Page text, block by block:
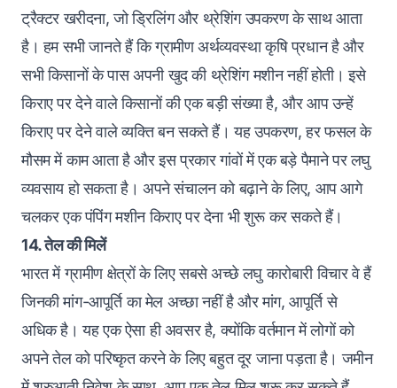
ट्रैक्टर खरीदना, जो ड्रिलिंग और थ्रेशिंग उपकरण के साथ आता
है। हम सभी जानते हैं कि ग्रामीण अर्थव्यवस्था कृषि प्रधान है और
सभी किसानों के पास अपनी खुद की थ्रेशिंग मशीन नहीं होती। इसे
किराए पर देने वाले किसानों की एक बड़ी संख्या है, और आप उन्हें
किराए पर देने वाले व्यक्ति बन सकते हैं। यह उपकरण, हर फसल के
मौसम में काम आता है और इस प्रकार गांवों में एक बड़े पैमाने पर लघु
व्यवसाय हो सकता है। अपने संचालन को बढ़ाने के लिए, आप आगे
चलकर एक पंपिंग मशीन किराए पर देना भी शुरू कर सकते हैं।
14. तेल की मिलें
भारत में ग्रामीण क्षेत्रों के लिए सबसे अच्छे लघु कारोबारी विचार वे हैं
जिनकी मांग-आपूर्ति का मेल अच्छा नहीं है और मांग, आपूर्ति से
अधिक है। यह एक ऐसा ही अवसर है, क्योंकि वर्तमान में लोगों को
अपने तेल को परिष्कृत करने के लिए बहुत दूर जाना पड़ता है। जमीन